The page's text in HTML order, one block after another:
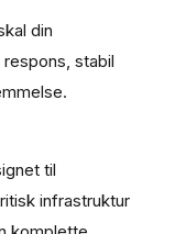
din
stabil
til
infrastruktur